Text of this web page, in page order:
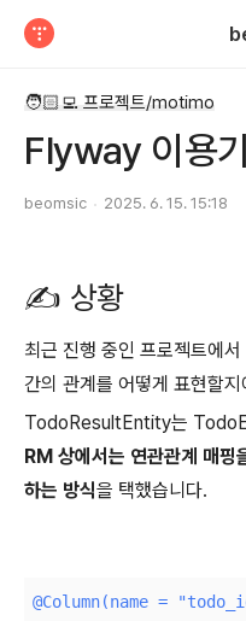
🧑🏻‍💻 프로젝트/motimo
Flyway 이용기
beomsic 2025. 6. 15. 15:18
✍️ 상황
최근 진행 중인 프로젝트
간의 관계를 어떻게 표현할
TodoResultEntity는
RM 상에서는 연관관계 매
하는 방식을 택했습니다.
@Column(name =